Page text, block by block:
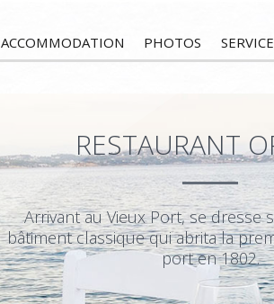
ACCOMMODATION PHOTOS
RESTAURANT
Arrivant au Vieux Port, se dresse
bâtiment classique qui abrita la
port en 1802.